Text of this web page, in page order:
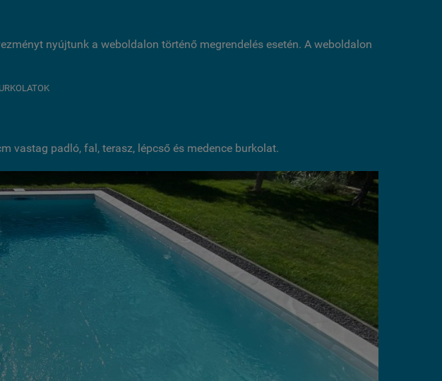
nyújtunk a weboldalon történő megrendelés esetén. A weboldalon
vastag padló, fal, terasz, lépcső és medence burkolat.